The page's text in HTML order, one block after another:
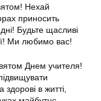
Нехай
приносить
Будьте щасливі
Ми любимо вас!
Днем учителя!
в житті,